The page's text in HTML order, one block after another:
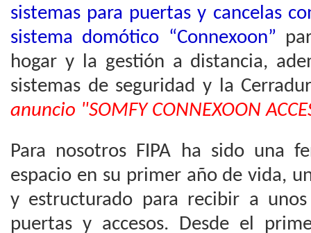
sistemas para puertas y cancelas
sistema domótico “Connexoon”
hogar y la gestión a distancia,
sistemas de seguridad y la
anuncio "SOMFY CONNEXOON
Para nosotros FIPA ha sido una
espacio en su primer año de vida,
y estructurado para recibir a
puertas y accesos. Desde el